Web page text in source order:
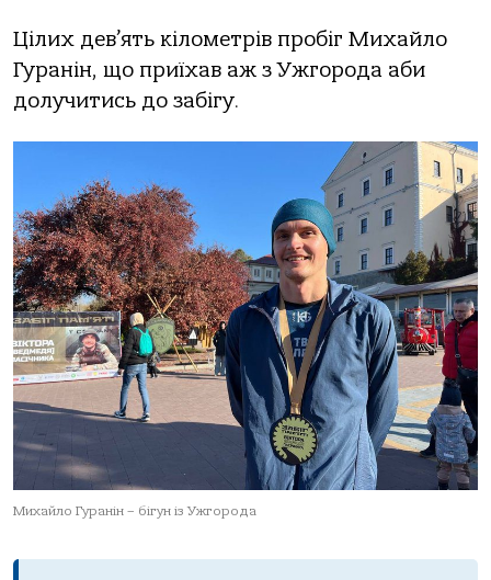
Цілих дев’ять кілометрів пробіг Михайло
Гуранін, що приїхав аж з Ужгорода аби
долучитись до забігу.
Михайло Гуранін – бігун із Ужгорода